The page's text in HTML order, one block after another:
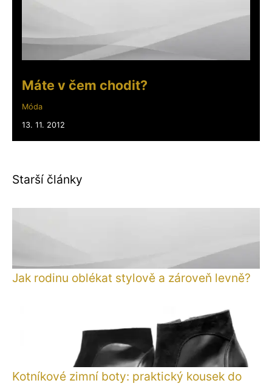
Máte v čem chodit?
Móda
13. 11. 2012
Starší články
Jak rodinu oblékat stylově a zároveň levně?
Kotníkové zimní boty: praktický kousek do